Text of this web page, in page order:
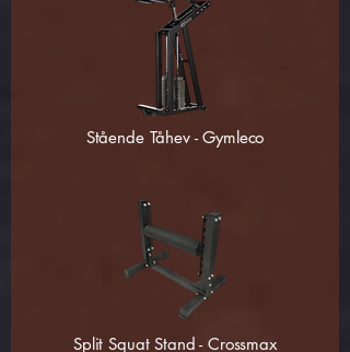
Stående Tåhev - Gymleco
Split Squat Stand - Crossmax